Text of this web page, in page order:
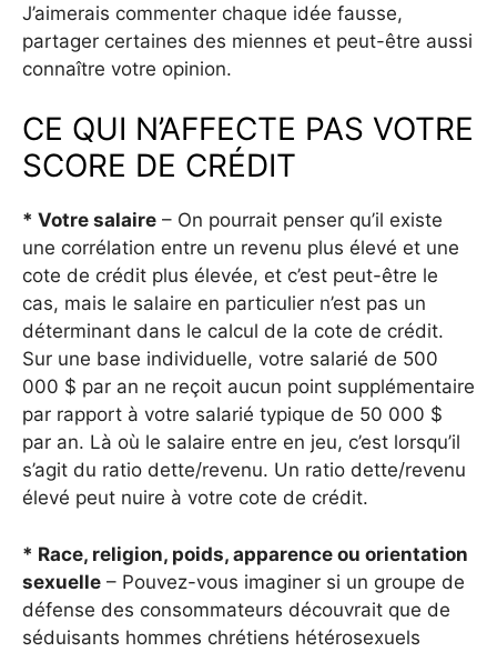
J’aimerais commenter chaque idée fausse,
partager certaines des miennes et peut-être aussi
connaître votre opinion.
CE QUI N’AFFECTE PAS VOTRE
SCORE DE CRÉDIT
* Votre salaire – On pourrait penser qu’il existe
une corrélation entre un revenu plus élevé et une
cote de crédit plus élevée, et c’est peut-être le
cas, mais le salaire en particulier n’est pas un
déterminant dans le calcul de la cote de crédit.
Sur une base individuelle, votre salarié de 500
000 $ par an ne reçoit aucun point supplémentaire
par rapport à votre salarié typique de 50 000 $
par an. Là où le salaire entre en jeu, c’est lorsqu’il
s’agit du ratio dette/revenu. Un ratio dette/revenu
élevé peut nuire à votre cote de crédit.
* Race, religion, poids, apparence ou orientation
sexuelle – Pouvez-vous imaginer si un groupe de
défense des consommateurs découvrait que de
séduisants hommes chrétiens hétérosexuels